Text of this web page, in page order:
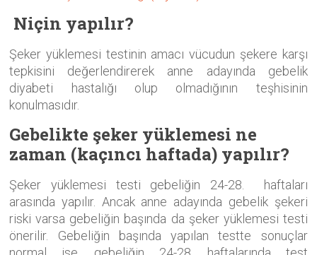
Niçin yapılır?
Şeker yüklemesi testinin amacı vücudun şekere karşı
tepkisini değerlendirerek anne adayında gebelik
diyabeti hastalığı olup olmadığının teşhisinin
konulmasıdır.
Gebelikte şeker yüklemesi ne
zaman (kaçıncı haftada) yapılır?
Şeker yüklemesi testi gebeliğin 24-28. haftaları
arasında yapılır. Ancak anne adayında gebelik şekeri
riski varsa gebeliğin başında da şeker yüklemesi testi
önerilir. Gebeliğin başında yapılan testte sonuçlar